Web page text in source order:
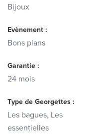
Bijoux
Evènement :
Bons plans
Garantie :
24 mois
Type de Georgettes :
Les bagues, Les
essentielles